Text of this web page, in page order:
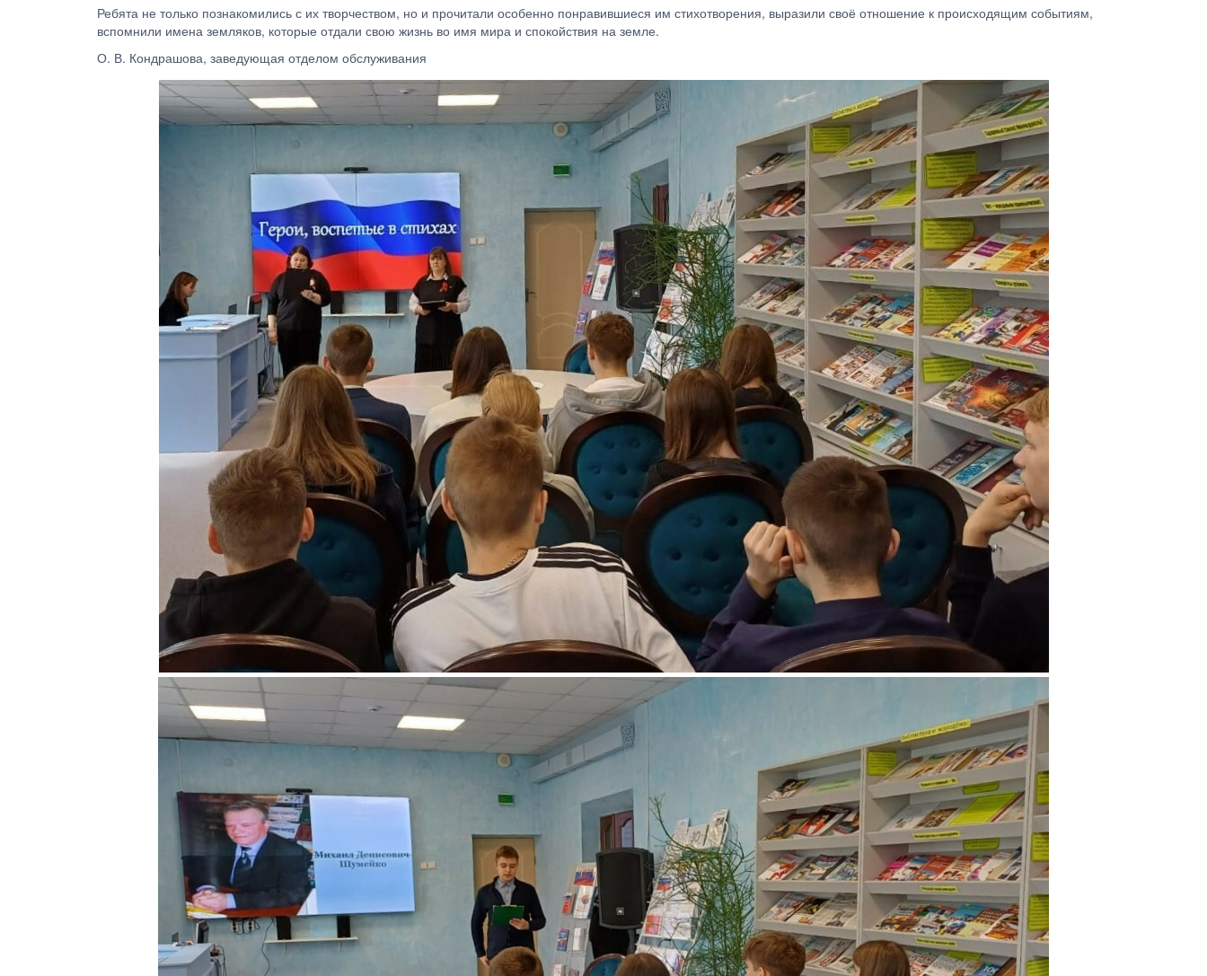
Ребята не только познакомились с их творчеством, но и прочитали особенно понравившиеся им стихотворения, выразили своё отношение к происходящим событиям,
вспомнили имена земляков, которые отдали свою жизнь во имя мира и спокойствия на земле.
О. В. Кондрашова, заведующая отделом обслуживания